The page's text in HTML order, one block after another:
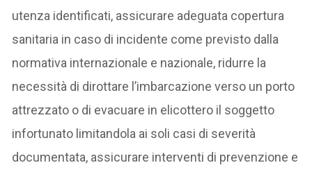
utenza identificati, assicurare adeguata copertura
sanitaria in caso di incidente come previsto dalla
normativa internazionale e nazionale, ridurre la
necessità di dirottare l’imbarcazione verso un porto
attrezzato o di evacuare in elicottero il soggetto
infortunato limitandola ai soli casi di severità
documentata, assicurare interventi di prevenzione e